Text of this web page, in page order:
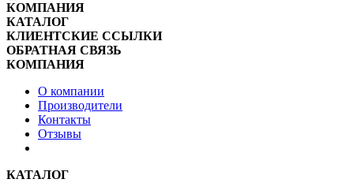
КОМПАНИЯ
КАТАЛОГ
КЛИЕНТСКИЕ ССЫЛКИ
ОБРАТНАЯ СВЯЗЬ
КОМПАНИЯ
О компании
Производители
Контакты
Отзывы
КАТАЛОГ